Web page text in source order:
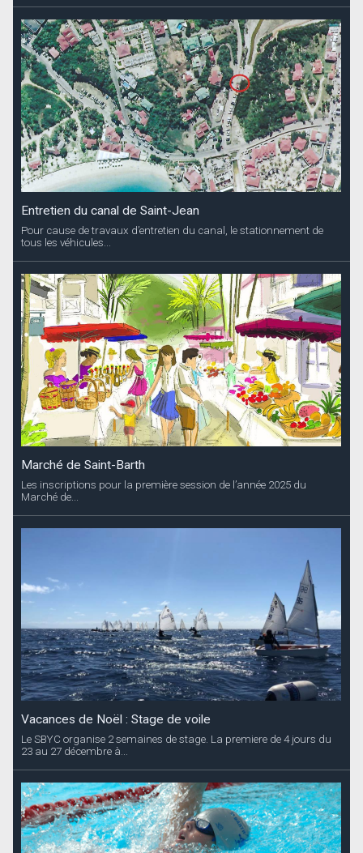
Entretien du canal de Saint-Jean
Pour cause de travaux d’entretien du canal, le stationnement de
tous les véhicules...
Marché de Saint-Barth
Les inscriptions pour la première session de l’année 2025 du
Marché de...
Vacances de Noël : Stage de voile
Le SBYC organise 2 semaines de stage. La premiere de 4 jours du
23 au 27 décembre à...